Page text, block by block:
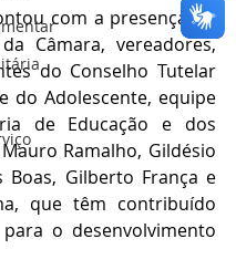
com a presença do
Câmara, vereadores,
do Conselho Tutelar
do Adolescente, equipe
de Educação e dos
Ramalho, Gildésio
Boas, Gilberto França e
que têm contribuído
o desenvolvimento